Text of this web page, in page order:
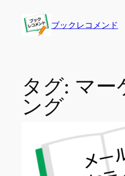
ブックレコメンド
タグ: マー
ング